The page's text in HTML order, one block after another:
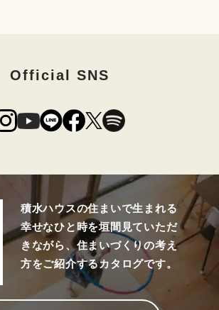
Official SNS
積水ハウスの住まいで生まれる
幸せなひと時を垣間見ていただ
きながら、住まいづくりの考え
方をご紹介するカタログです。